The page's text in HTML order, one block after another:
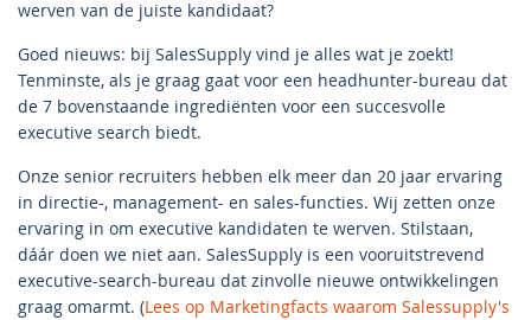
werven van de juiste kandidaat?
Goed nieuws: bij SalesSupply vind je alles wat je zoekt!
Tenminste, als je graag gaat voor een headhunter-bureau dat
de 7 bovenstaande ingrediënten voor een succesvolle
executive search biedt.
Onze senior recruiters hebben elk meer dan 20 jaar ervaring
in directie-, management- en sales-functies. Wij zetten onze
ervaring in om executive kandidaten te werven. Stilstaan,
dáár doen we niet aan. SalesSupply is een vooruitstrevend
executive-search-bureau dat zinvolle nieuwe ontwikkelingen
graag omarmt. (Lees op Marketingfacts waarom Salessupply's